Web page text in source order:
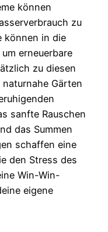
können
zu
können in die
erneuerbare
zu diesen
Gärten
sanfte Rauschen
das Summen
schaffen eine
den Stress des
Win-Win-
eigene